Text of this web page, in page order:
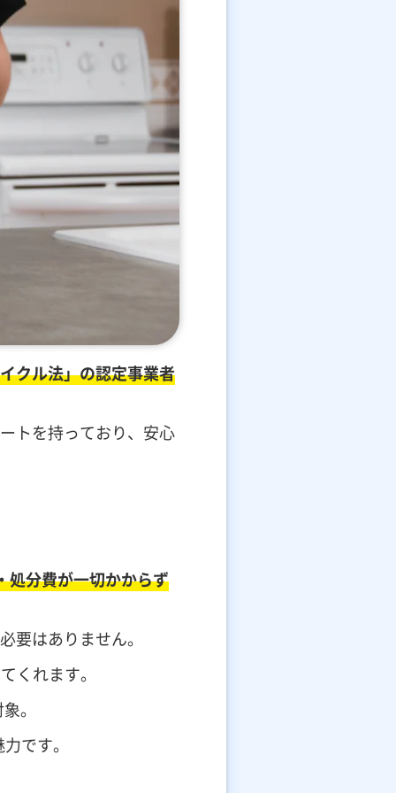
クル法」の認定事業者
トを持っており、安心
処分費が一切かからず
要はありません。
くれます。
。
です。